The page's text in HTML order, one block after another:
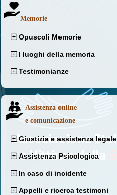
Memorie
Opuscoli Memorie
I luoghi della memoria
Testimonianze
Assistenza online
e comunicazione
Giustizia e assistenza legale
Assistenza Psicologica
In caso di incidente
Appelli e ricerca testimoni